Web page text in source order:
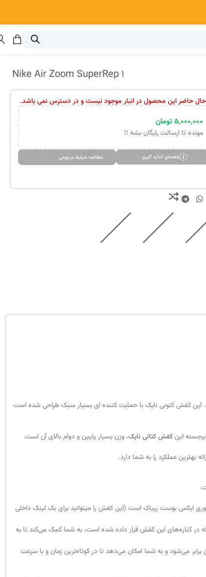
Nike Air Zoom SuperRep 1
حاضر این محصول در انبار موجود نیست و در دسترس نمی باشد.
۵,۰۰۰,۰۰۰تومان
مونده تا ارسالت رایگان بشه !!
راهنمای اندازه گیری مطالعه شرایط مرجوعی
این کفش کتونی نایک با حمایت کننده ای بسیار سبک طراحی شده است
اینکفش کتانی نایک، وزن بسیار پایین و دوام بالای آن است.
ایکس بوست ریباک است (این کفش را میتوانید برای بک لینک داخلی
در کناره‌های این کفش قرار داده شده است، به شما کمک می‌کند تا به
می‌شود و به شما امکان می‌دهد تا در کوتاه‌ترین زمان و با سرعت